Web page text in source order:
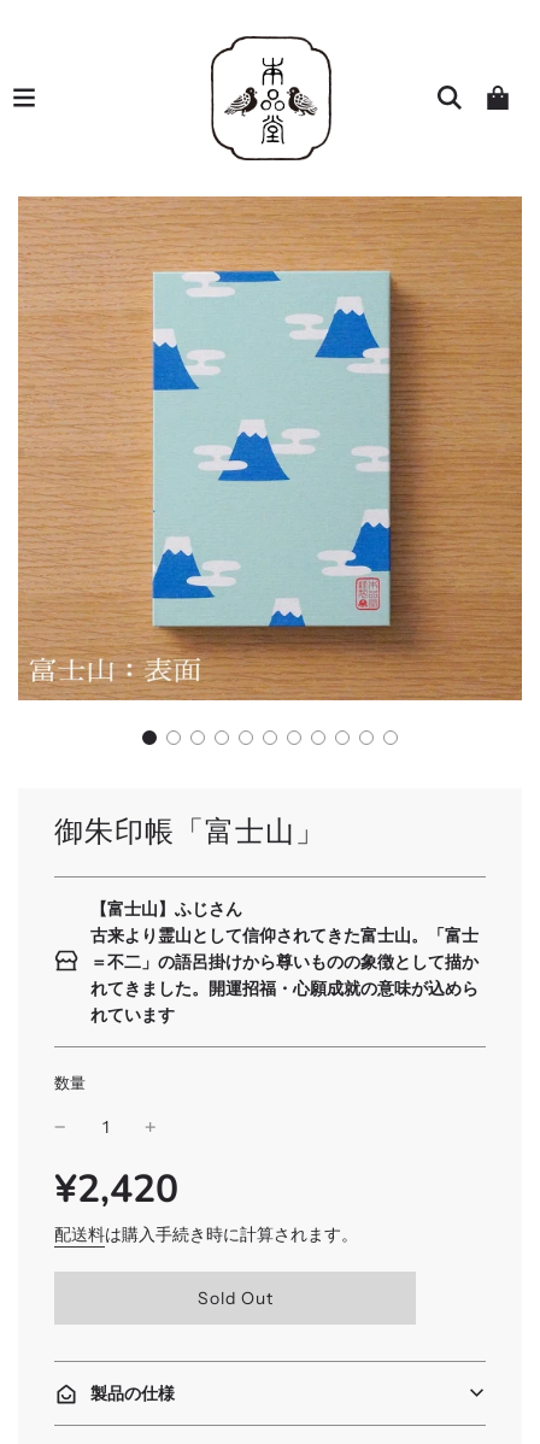
御朱印帳「富士山」
【富士山】ふじさん
古来より霊山として信仰されてきた富士山。「富士
＝不二」の語呂掛けから尊いものの象徴として描か
れてきました。開運招福・心願成就の意味が込めら
れています
数量
SALE
PRICE
通
常
価
格
¥2,420
配送料は購入手続き時に計算されます。
読
み
Sold Out
製品の仕様